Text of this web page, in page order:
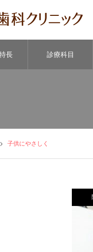
⻑ 診療科目
子供にやさしく